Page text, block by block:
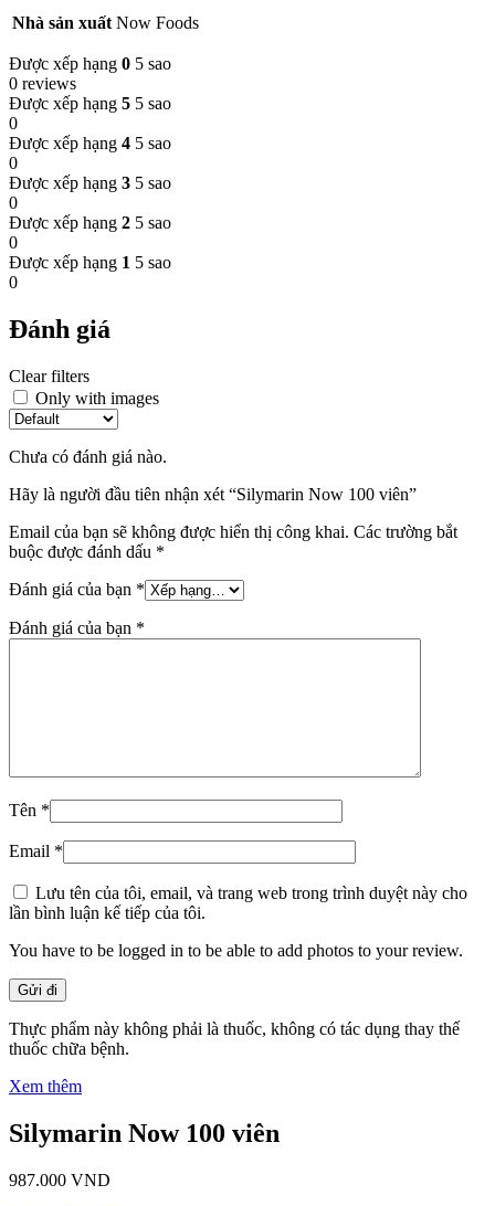
Nhà sản xuất Now Foods
Được xếp hạng 0 5 sao
0 reviews
Được xếp hạng 5 5 sao
0
Được xếp hạng 4 5 sao
0
Được xếp hạng 3 5 sao
0
Được xếp hạng 2 5 sao
0
Được xếp hạng 1 5 sao
0
Đánh giá
Clear filters
Only with images
Chưa có đánh giá nào.
Hãy là người đầu tiên nhận xét “Silymarin Now 100 viên”
Email của bạn sẽ không được hiển thị công khai. Các trường bắt
buộc được đánh dấu *
Đánh giá của bạn *
Đánh giá của bạn *
Tên *
Email *
Lưu tên của tôi, email, và trang web trong trình duyệt này cho
lần bình luận kế tiếp của tôi.
You have to be logged in to be able to add photos to your review.
Thực phẩm này không phải là thuốc, không có tác dụng thay thế
thuốc chữa bệnh.
Xem thêm
Silymarin Now 100 viên
987.000 VND